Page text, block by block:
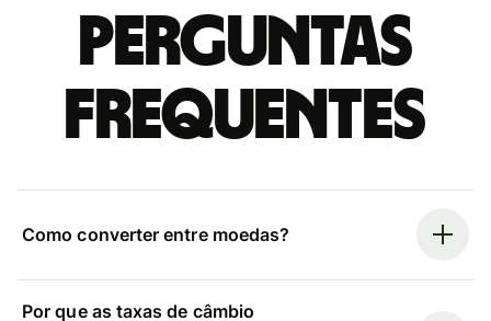
Perguntas
frequentes
Como converter entre moedas?
Por que as taxas de câmbio